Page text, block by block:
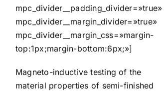
mpc_divider__padding_divider=»true»
mpc_divider__margin_divider=»true»
mpc_divider__margin_css=»margin-
top:1px;margin-bottom:6px;»]
Magneto-inductive testing of the
material properties of semi-finished